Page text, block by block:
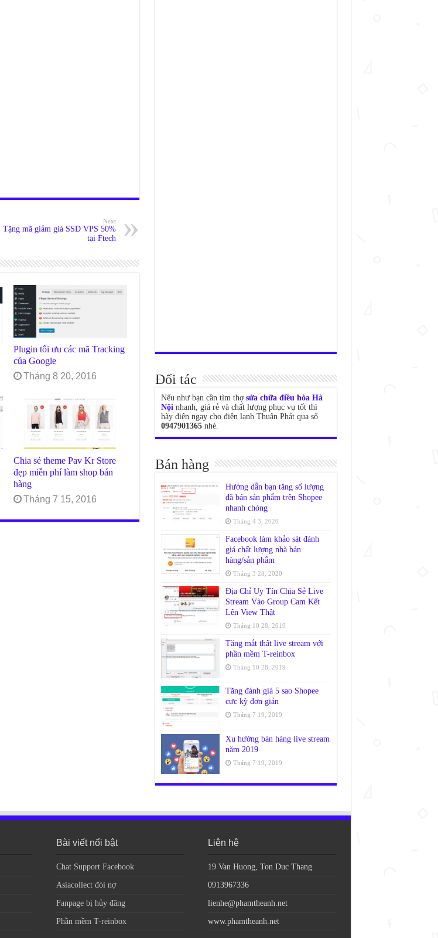
Next
Tặng mã giảm giá SSD VPS 50%
tại Ftech
Plugin tối ưu các mã Tracking
của Google
Tháng 8 20, 2016
Chia sẻ theme Pav Kr Store
đẹp miễn phí làm shop bán
hàng
Tháng 7 15, 2016
Đối tác
Nếu như bạn cần tìm thợ sửa chữa điều hòa Hà
Nộinhanh, giá rẻ và chất lượng phục vụ tốt thì
hãy điện ngay cho điện lạnh Thuận Phát qua số
0947901365nhé.
Bán hàng
Hướng dẫn bạn tăng số lượng
đã bán sản phẩm trên Shopee
nhanh chóng
Tháng 4 3, 2020
Facebook làm khảo sát đánh
giá chất lượng nhà bán
hàng/sản phẩm
Tháng 3 28, 2020
Địa Chỉ Uy Tín Chia Sẻ Live
Stream Vào Group Cam Kết
Lên View Thật
Tháng 10 28, 2019
Tăng mắt thật live stream với
phần mềm T-reinbox
Tháng 10 28, 2019
Tăng đánh giá 5 sao Shopee
cực kỳ đơn giản
Tháng 7 19, 2019
Xu hướng bán hàng live stream
năm 2019
Tháng 7 19, 2019
Bài viết nổi bật
Chat Support Facebook
Asiacollect đòi nợ
Fanpage bị hủy đăng
Phần mềm T-reinbox
Liên hệ
19 Van Huong, Ton Duc Thang
0913967336
lienhe@phamtheanh.net
www.phamtheanh.net